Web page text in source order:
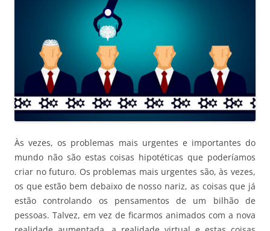
Às vezes, os problemas mais urgentes e importantes do
mundo não são estas coisas hipotéticas que poderíamos
criar no futuro. Os problemas mais urgentes são, às vezes,
os que estão bem debaixo de nosso nariz, as coisas que já
estão controlando os pensamentos de um bilhão de
pessoas. Talvez, em vez de ficarmos animados com a nova